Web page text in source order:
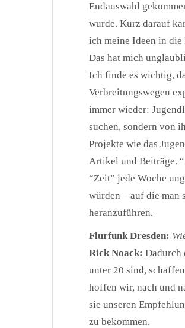
Endauswahl
wurde. Kurz darauf
ich meine Ideen in
Das hat mich
Ich finde es wichtig,
Verbreitungswegen
immer wieder:
suchen, sondern von
Projekte wie das
Artikel und Beiträge.
“Zeit” jede Woche
würden – auf die man
heranzuführen.
Flurfunk Dresden:
Rick Noack: Dadurch
unter 20 sind,
hoffen wir, nach und
sie unseren
zu bekommen.